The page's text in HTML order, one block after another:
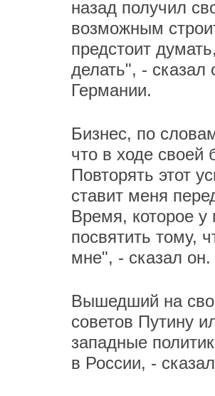
назад получил
возможным
предстоит
делать", - сказал
Германии.
Бизнес, по
что в ходе своей
Повторять этот
ставит меня
Время, которое у
посвятить тому,
мне", - сказал он.
Вышедший на
советов Путину
западные
в России, -